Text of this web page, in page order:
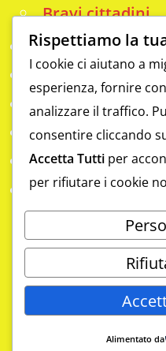
Bravi cittadini
Info
Analfabetismo
Contatti
Da scoprire
Eccellenze
Gym
Laboratorio
metodo APPO
Copyright 2026
Rispettiamo la
I cookie ci aiutano a
esperienza, fornire
analizzare il traffico.
consentire cliccando
Accetta Tutti per
per rifiutare i cookie
Alimentato da